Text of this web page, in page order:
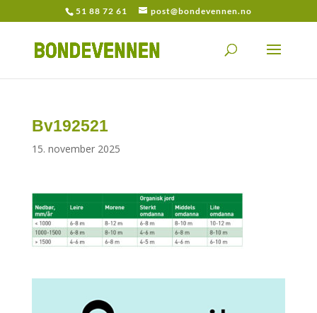
51 88 72 61 post@bondevennen.no
Bv192521
15. november 2025